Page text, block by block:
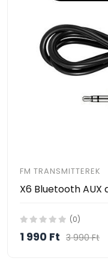
FM TRANSMITTEREK
X6 Bluetooth
(0)
1 990 Ft 3 990 Ft